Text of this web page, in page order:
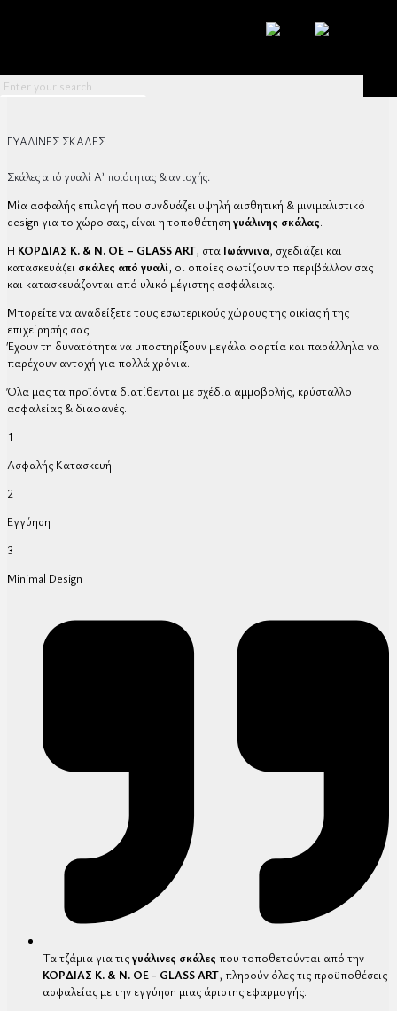
ΓΥΑΛΙΝΕΣ ΣΚΑΛΕΣ
Σκάλες από γυαλί Α’ ποιότητας & αντοχής.
Μία ασφαλής επιλογή που συνδυάζει υψηλή αισθητική & μινιμαλιστικό
design για το χώρο σας, είναι η τοποθέτηση γυάλινης σκάλας
Η ΚΟΡΔΙΑΣ Κ. & Ν. ΟΕ – GLASS ART, στα Ιωάννινα, σχεδιάζει και
κατασκευάζει σκάλες από γυαλί, οι οποίες φωτίζουν το περιβάλλον σας
και κατασκευάζονται από υλικό μέγιστης ασφάλειας.
Μπορείτε να αναδείξετε τους εσωτερικούς χώρους της οικίας ή της
επιχείρησής σας.
Έχουν τη δυνατότητα να υποστηρίξουν μεγάλα φορτία και παράλληλα να
παρέχουν αντοχή για πολλά χρόνια.
Όλα μας τα προϊόντα διατίθενται με σχέδια αμμοβολής, κρύσταλλο
ασφαλείας & διαφανές.
1
Ασφαλής Κατασκευή
2
Εγγύηση
3
Minimal Design
Τα τζάμια για τιςγυάλινες σκάλες που τοποθετούνται από την
ΚΟΡΔΙΑΣ Κ. & Ν. ΟΕ - GLASS ART, πληρούν όλες τις προϋποθέσεις
ασφαλείας με την εγγύηση μιας άριστης εφαρμογής.